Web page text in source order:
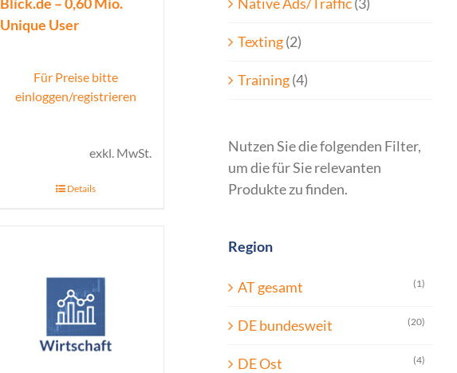
Unique User
Für Preise bitte
einloggen/registrieren
exkl. MwSt.
Details
Texting(2)
Training(4)
Nutzen Sie die folgenden Filter,
um die für Sie relevanten
Produkte zu finden.
Region
AT gesamt (1)
DE bundesweit (20)
DE Ost (4)